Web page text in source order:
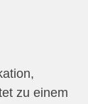
zu einem